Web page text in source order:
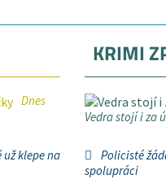
Dnes
klepe na
KRIMI
Vedra stojí i za
Policisté
spolupráci